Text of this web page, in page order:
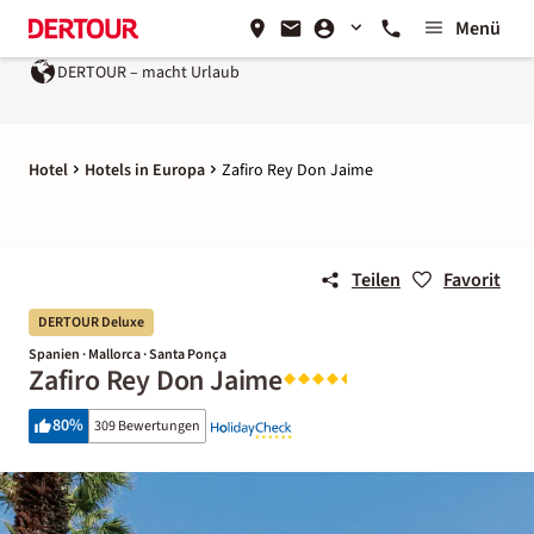
Menü
Urlaub Ein Unternehmen der
Hotel Hotels in Europa Zafiro Rey Don Jaime
Teilen Favorit
DERTOUR Deluxe
Spanien · Mallorca · Santa Ponça
Zafiro Rey Don Jaime
80% 309 Bewertungen